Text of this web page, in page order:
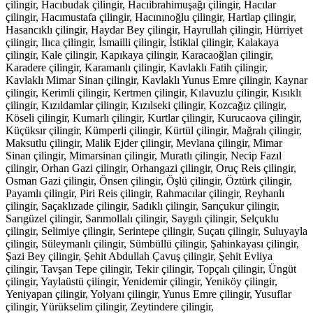
çilingir, Hacıbudak çilingir, Hacıibrahimuşağı çilingir, Hacılar
çilingir, Hacımustafa çilingir, Hacınınoğlu çilingir, Hartlap çilingir,
Hasancıklı çilingir, Haydar Bey çilingir, Hayrullah çilingir, Hürriyet
çilingir, Ilıca çilingir, İsmailli çilingir, İstiklal çilingir, Kalakaya
çilingir, Kale çilingir, Kapıkaya çilingir, Karacaoğlan çilingir,
Karadere çilingir, Karamanlı çilingir, Kavlaklı Fatih çilingir,
Kavlaklı Mimar Sinan çilingir, Kavlaklı Yunus Emre çilingir, Kaynar
çilingir, Kerimli çilingir, Kertmen çilingir, Kılavuzlu çilingir, Kısıklı
çilingir, Kızıldamlar çilingir, Kızılseki çilingir, Kozcağız çilingir,
Köseli çilingir, Kumarlı çilingir, Kurtlar çilingir, Kurucaova çilingir,
Küçüksır çilingir, Kümperli çilingir, Kürtül çilingir, Mağralı çilingir,
Maksutlu çilingir, Malik Ejder çilingir, Mevlana çilingir, Mimar
Sinan çilingir, Mimarsinan çilingir, Muratlı çilingir, Necip Fazıl
çilingir, Orhan Gazi çilingir, Orhangazi çilingir, Oruç Reis çilingir,
Osman Gazi çilingir, Önsen çilingir, Öşlü çilingir, Öztürk çilingir,
Payamlı çilingir, Piri Reis çilingir, Rahmacılar çilingir, Reyhanlı
çilingir, Saçaklızade çilingir, Sadıklı çilingir, Sarıçukur çilingir,
Sarıgüzel çilingir, Sarımollalı çilingir, Saygılı çilingir, Selçuklu
çilingir, Selimiye çilingir, Serintepe çilingir, Suçatı çilingir, Suluyayla
çilingir, Süleymanlı çilingir, Sümbüllü çilingir, Şahinkayası çilingir,
Şazi Bey çilingir, Şehit Abdullah Çavuş çilingir, Şehit Evliya
çilingir, Tavşan Tepe çilingir, Tekir çilingir, Topçalı çilingir, Üngüt
çilingir, Yaylaüstü çilingir, Yenidemir çilingir, Yeniköy çilingir,
Yeniyapan çilingir, Yolyanı çilingir, Yunus Emre çilingir, Yusuflar
çilingir, Yürükselim çilingir, Zeytindere çilingir,